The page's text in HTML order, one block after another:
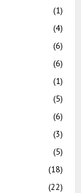
(1)
(4)
(6)
(6)
(1)
(5)
(6)
(3)
(5)
(18)
(22)